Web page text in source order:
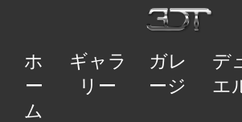
ホ
ー
ム
ギャラ
リー
ガレ
ージ
デ
エ